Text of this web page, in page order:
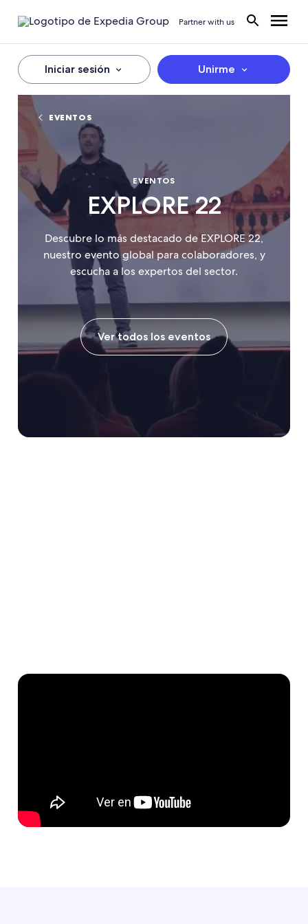
Partner with us
Iniciar sesión Unirme
EVENTOS
EVENTOS
EXPLORE 22
Descubre lo más destacado de EXPLORE 22,
nuestro evento global para colaboradores, y
escucha a los expertos del sector.
Ver todos los eventos